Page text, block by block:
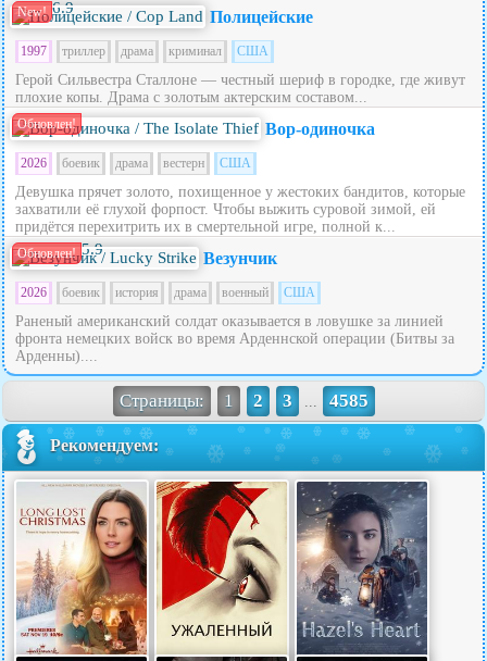
New! 6.9 Полицейские
1997 триллер драма криминал США
Герой Сильвестра Сталлоне — честный шериф в городке, где живут
плохие копы. Драма с золотым актерским составом...
Обновлен! Вор-одиночка
2026 боевик драма вестерн США
Девушка прячет золото, похищенное у жестоких бандитов, которые
захватили её глухой форпост. Чтобы выжить суровой зимой, ей
придётся перехитрить их в смертельной игре, полной к...
Обновлен! 5.9 Везунчик
2026 боевик история драма военный США
Раненый американский солдат оказывается в ловушке за линией
фронта немецких войск во время Арденнской операции (Битвы за
Арденны)....
Страницы: 1 2 3 ... 4585
Рекомендуем: